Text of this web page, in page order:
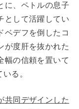
に、ペトルの息子
として活躍してい
ベデフを倒したコ
が度肝を抜かれた
幅の信頼を置いて
る。
共同デザインした